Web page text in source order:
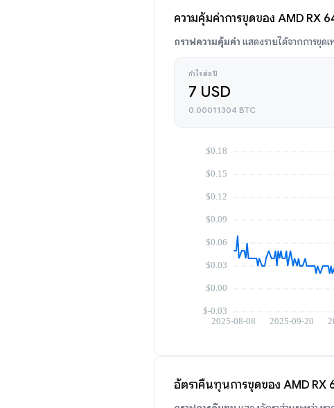
ความคุ้มค่าการขุดของ AMD RX
กราฟความคุ้มค่า แสดงรายได้จากการขุ
กำไรต่อปี
7 USD
0.00011304 BTC
อัตราคืนทุนการขุดของ AMD RX